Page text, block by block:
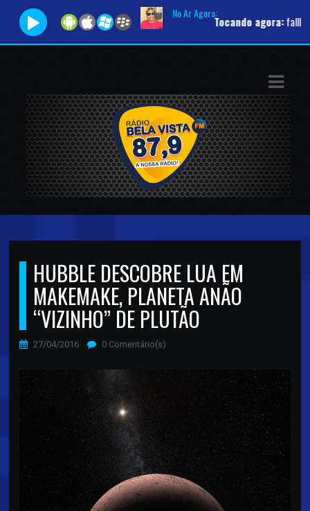
No Ar Agora:
Tocando agora:fallback |
HUBBLE DESCOBRE LUA EM
MAKEMAKE, PLANETA ANÃO
“VIZINHO” DE PLUTÃO
27/04/2016 0 Comentário(s)